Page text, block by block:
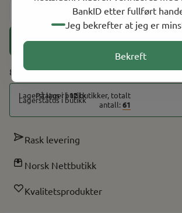
BankID etter fullført
Jeg bekrefter at jeg er
Bekreft
Legg i handlekurv
85 På lager
På lager i12butikker, totalt
antall:61
Rask levering
Norsk Nettbutikk
Kvalitetsprodukter